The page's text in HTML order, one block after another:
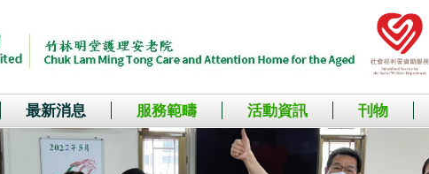
最新消息 服務範疇 活動資訊 刊物